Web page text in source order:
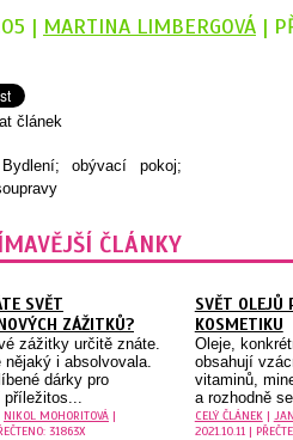
| MARTINA LIMBERGOVÁ |
článek
Bydlení; obývací pokoj;
ČLÁNKY
SVĚT
ZÁŽITKŮ?
zážitky určitě znáte.
nějaký i absolvovala.
dárky pro
NIKOL MOHORITOVÁ |
31863X
SVĚT OLEJŮ
KOSMETIKU
Oleje,
obsahují
vitaminů,
a rozhodně
CELÝ ČLÁNEK|
2021.10.11 |